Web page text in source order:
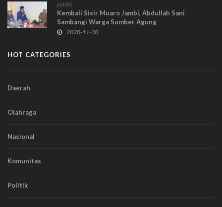
politik
Kembali Sisir Muaro Jambi, Abdullah Sani
Sambangi Warga Sumber Agung
2020-11-30
HOT CATEGORIES
Daerah
Olahraga
Nasional
Komunitas
Politik